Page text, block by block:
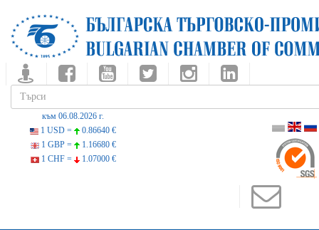
към 06.08.2026 г.
1 USD =
0.86640 €
1 GBP =
1.16680 €
1 CHF =
1.07000 €